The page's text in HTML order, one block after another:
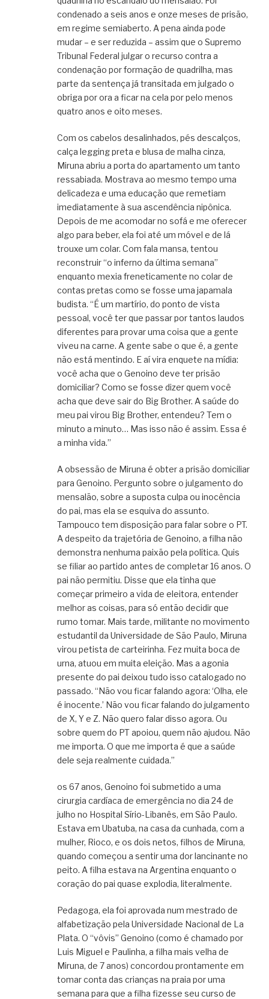
condenado a seis anos e onze meses de prisão,
em regime semiaberto. A pena ainda pode
mudar – e ser reduzida – assim que o Supremo
Tribunal Federal julgar o recurso contra a
condenação por formação de quadrilha, mas
parte da sentença já transitada em julgado o
obriga por ora a ficar na cela por pelo menos
quatro anos e oito meses.
Com os cabelos desalinhados, pés descalços,
calça legging preta e blusa de malha cinza,
Miruna abriu a porta do apartamento um tanto
ressabiada. Mostrava ao mesmo tempo uma
delicadeza e uma educação que remetiam
imediatamente à sua ascendência nipônica.
Depois de me acomodar no sofá e me oferecer
algo para beber, ela foi até um móvel e de lá
trouxe um colar. Com fala mansa, tentou
reconstruir “o inferno da última semana”
enquanto mexia freneticamente no colar de
contas pretas como se fosse uma japamala
budista. “É um martírio, do ponto de vista
pessoal, você ter que passar por tantos laudos
diferentes para provar uma coisa que a gente
viveu na carne. A gente sabe o que é, a gente
não está mentindo. E aí vira enquete na mídia:
você acha que o Genoino deve ter prisão
domiciliar? Como se fosse dizer quem você
acha que deve sair do Big Brother. A saúde do
meu pai virou Big Brother, entendeu? Tem o
minuto a minuto… Mas isso não é assim. Essa é
a minha vida.”
A obsessão de Miruna é obter a prisão domiciliar
para Genoino. Pergunto sobre o julgamento do
mensalão, sobre a suposta culpa ou inocência
do pai, mas ela se esquiva do assunto.
Tampouco tem disposição para falar sobre o PT.
A despeito da trajetória de Genoino, a filha não
demonstra nenhuma paixão pela política. Quis
se filiar ao partido antes de completar 16 anos. O
pai não permitiu. Disse que ela tinha que
começar primeiro a vida de eleitora, entender
melhor as coisas, para só então decidir que
rumo tomar. Mais tarde, militante no movimento
estudantil da Universidade de São Paulo, Miruna
virou petista de carteirinha. Fez muita boca de
urna, atuou em muita eleição. Mas a agonia
presente do pai deixou tudo isso catalogado no
passado. “Não vou ficar falando agora: ‘Olha, ele
é inocente.’ Não vou ficar falando do julgamento
de X, Y e Z. Não quero falar disso agora. Ou
sobre quem do PT apoiou, quem não ajudou. Não
me importa. O que me importa é que a saúde
dele seja realmente cuidada.”
os 67 anos, Genoino foi submetido a uma
cirurgia cardíaca de emergência no dia 24 de
julho no Hospital Sírio-Libanês, em São Paulo.
Estava em Ubatuba, na casa da cunhada, com a
mulher, Rioco, e os dois netos, filhos de Miruna,
quando começou a sentir uma dor lancinante no
peito. A filha estava na Argentina enquanto o
coração do pai quase explodia, literalmente.
Pedagoga, ela foi aprovada num mestrado de
alfabetização pela Universidade Nacional de La
Plata. O “vôvis” Genoino (como é chamado por
Luis Miguel e Paulinha, a filha mais velha de
Miruna, de 7 anos) concordou prontamente em
tomar conta das crianças na praia por uma
semana para que a filha fizesse seu curso de